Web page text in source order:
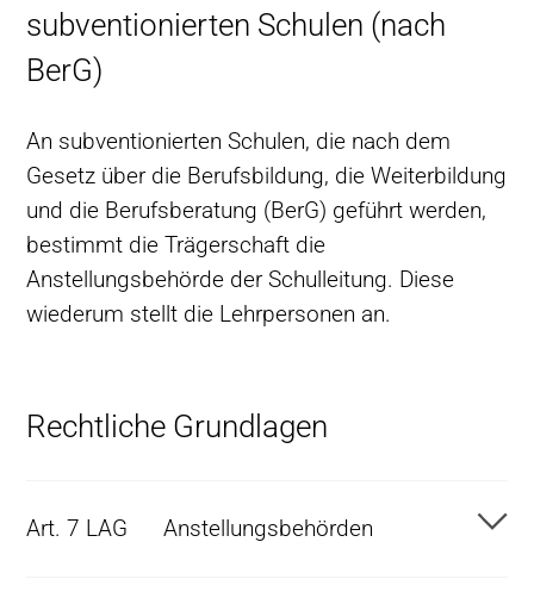
subventionierten Schulen (nach
BerG)
An subventionierten Schulen, die nach dem
Gesetz über die Berufsbildung, die Weiterbildung
und die Berufsberatung (BerG) geführt werden,
bestimmt die Trägerschaft die
Anstellungsbehörde der Schulleitung. Diese
wiederum stellt die Lehrpersonen an.
Rechtliche Grundlagen
Art. 7 LAG Anstellungsbehörden